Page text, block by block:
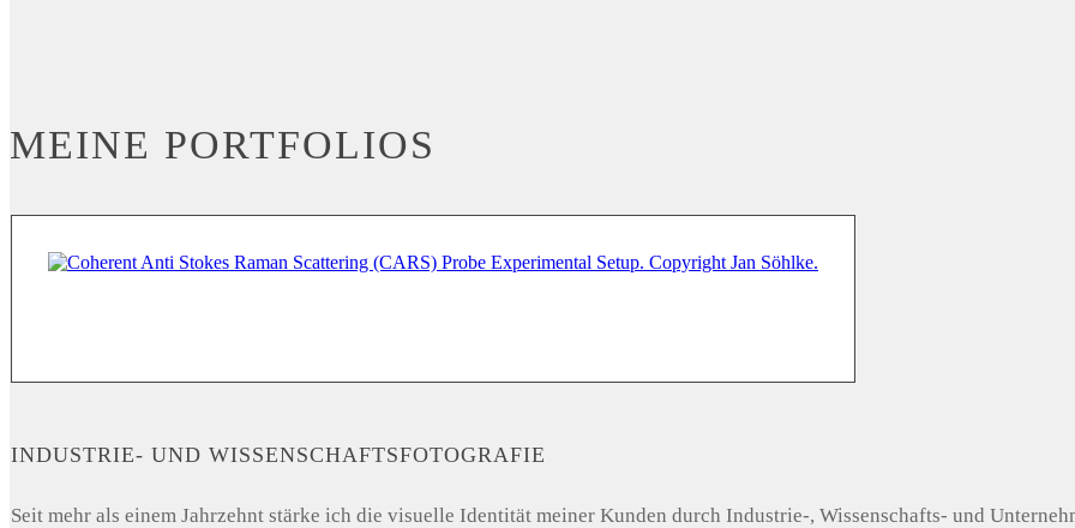
MEINE PORTFOLIOS
INDUSTRIE- UND WISSENSCHAFTSFOTOGRAFIE
Seit mehr als einem Jahrzehnt stärke ich die visuelle Identität meiner Kunden durch Industrie-, Wissenschafts- und